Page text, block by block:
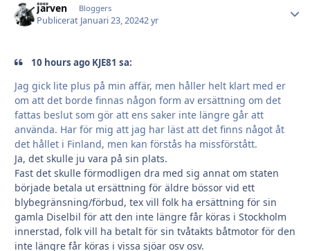
Järven Bloggers
Publicerat Januari 23, 20242 yr
10 hours ago KJE81 sa:
Jag gick lite plus på min affär, men håller helt klart med er
om att det borde finnas någon form av ersättning om det
fattas beslut som gör att ens saker inte längre går att
använda. Har för mig att jag har läst att det finns något åt
det hållet i Finland, men kan förstås ha missförstått.
Ja, det skulle ju vara på sin plats.
Fast det skulle förmodligen dra med sig annat om staten
började betala ut ersättning för äldre bössor vid ett
blybegränsning/förbud, tex vill folk ha ersättning för sin
gamla Diselbil för att den inte längre får köras i Stockholm
innerstad, folk vill ha betalt för sin tvåtakts båtmotor för den
inte längre får köras i vissa sjöar osv osv.